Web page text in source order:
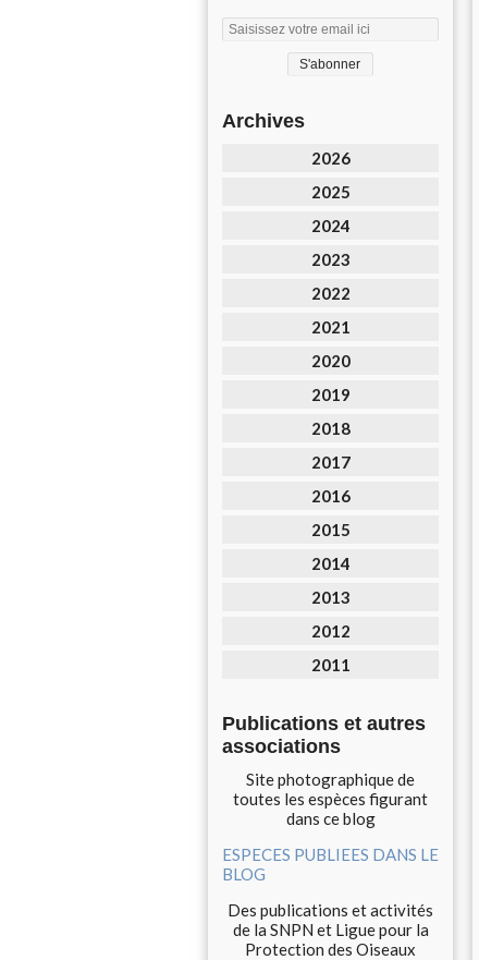
Archives
2026
2025
2024
2023
2022
2021
2020
2019
2018
2017
2016
2015
2014
2013
2012
2011
Publications et autres
associations
Site photographique de
toutes les espèces figurant
dans ce blog
ESPECES PUBLIEES DANS LE
BLOG
Des publications et activités
de la SNPN et Ligue pour la
Protection des Oiseaux